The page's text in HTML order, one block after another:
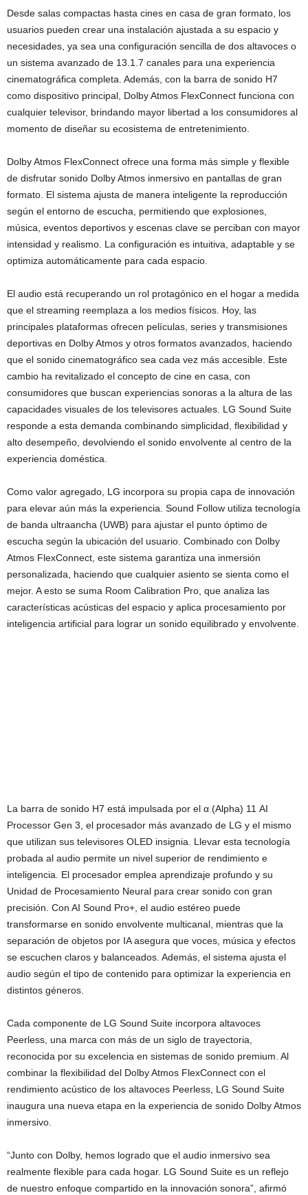
Desde salas compactas hasta cines en casa de gran formato, los
usuarios pueden crear una instalación ajustada a su espacio y
necesidades, ya sea una configuración sencilla de dos altavoces o
un sistema avanzado de 13.1.7 canales para una experiencia
cinematográfica completa. Además, con la barra de sonido H7
como dispositivo principal, Dolby Atmos FlexConnect funciona con
cualquier televisor, brindando mayor libertad a los consumidores al
momento de diseñar su ecosistema de entretenimiento.
Dolby Atmos FlexConnect ofrece una forma más simple y flexible
de disfrutar sonido Dolby Atmos inmersivo en pantallas de gran
formato. El sistema ajusta de manera inteligente la reproducción
según el entorno de escucha, permitiendo que explosiones,
música, eventos deportivos y escenas clave se perciban con mayor
intensidad y realismo. La configuración es intuitiva, adaptable y se
optimiza automáticamente para cada espacio.
El audio está recuperando un rol protagónico en el hogar a medida
que el streaming reemplaza a los medios físicos. Hoy, las
principales plataformas ofrecen películas, series y transmisiones
deportivas en Dolby Atmos y otros formatos avanzados, haciendo
que el sonido cinematográfico sea cada vez más accesible. Este
cambio ha revitalizado el concepto de cine en casa, con
consumidores que buscan experiencias sonoras a la altura de las
capacidades visuales de los televisores actuales. LG Sound Suite
responde a esta demanda combinando simplicidad, flexibilidad y
alto desempeño, devolviendo el sonido envolvente al centro de la
experiencia doméstica.
Como valor agregado, LG incorpora su propia capa de innovación
para elevar aún más la experiencia. Sound Follow utiliza tecnología
de banda ultraancha (UWB) para ajustar el punto óptimo de
escucha según la ubicación del usuario. Combinado con Dolby
Atmos FlexConnect, este sistema garantiza una inmersión
personalizada, haciendo que cualquier asiento se sienta como el
mejor. A esto se suma Room Calibration Pro, que analiza las
características acústicas del espacio y aplica procesamiento por
inteligencia artificial para lograr un sonido equilibrado y envolvente.
La barra de sonido H7 está impulsada por el α (Alpha) 11 AI
Processor Gen 3, el procesador más avanzado de LG y el mismo
que utilizan sus televisores OLED insignia. Llevar esta tecnología
probada al audio permite un nivel superior de rendimiento e
inteligencia. El procesador emplea aprendizaje profundo y su
Unidad de Procesamiento Neural para crear sonido con gran
precisión. Con AI Sound Pro+, el audio estéreo puede
transformarse en sonido envolvente multicanal, mientras que la
separación de objetos por IA asegura que voces, música y efectos
se escuchen claros y balanceados. Además, el sistema ajusta el
audio según el tipo de contenido para optimizar la experiencia en
distintos géneros.
Cada componente de LG Sound Suite incorpora altavoces
Peerless, una marca con más de un siglo de trayectoria,
reconocida por su excelencia en sistemas de sonido premium. Al
combinar la flexibilidad del Dolby Atmos FlexConnect con el
rendimiento acústico de los altavoces Peerless, LG Sound Suite
inaugura una nueva etapa en la experiencia de sonido Dolby Atmos
inmersivo.
“Junto con Dolby, hemos logrado que el audio inmersivo sea
realmente flexible para cada hogar. LG Sound Suite es un reflejo
de nuestro enfoque compartido en la innovación sonora”, afirmó